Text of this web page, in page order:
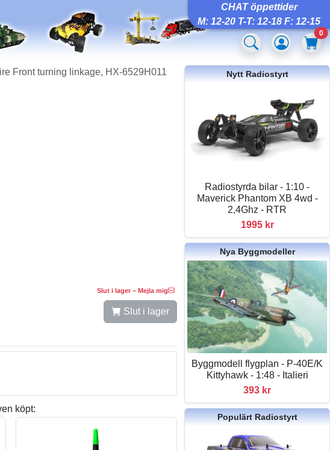
CHAT öppettider
M: 12-20 T-T: 12-18 F: 12-15
0
Front turning linkage, HX-6529H011
Slut i lager – Mejla mig
Slut i lager
köpt:
Nytt Radiostyrt
Radiostyrda bilar - 1:10 -
Maverick Phantom XB 4wd -
2,4Ghz - RTR
1995 kr
Nya Byggmodeller
Byggmodell flygplan - P-40E/K
Kittyhawk - 1:48 - Italieri
393 kr
Populärt Radiostyrt